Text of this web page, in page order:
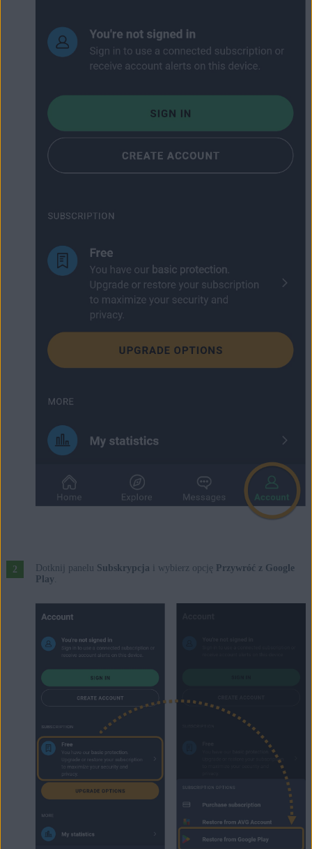
Dotknij panelu Subskrypcja i wybierz opcję Przywróć z Google
Play